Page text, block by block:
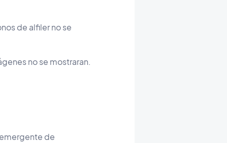
de alfiler no se
no se mostraran.
de